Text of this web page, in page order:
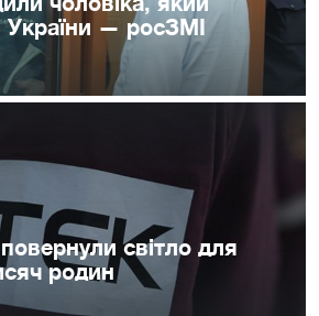
України — росЗМІ
світло для
родин